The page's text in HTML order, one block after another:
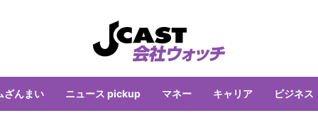
ざんまい ニュース pickup マネー キャリア ビジネス